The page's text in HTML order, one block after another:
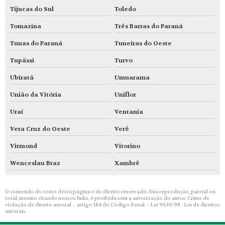
Tijucas do Sul Toledo
Tomazina Três Barras do Paraná
Tunas do Paraná Tuneiras do Oeste
Tupãssi Turvo
Ubiratã Umuarama
União da Vitória Uniflor
Uraí Ventania
Vera Cruz do Oeste Verê
Virmond Vitorino
Wenceslau Braz Xambrê
O conteúdo do texto desta página é de direito reservado. Sua reprodução, parcial ou
total, mesmo citando nossos links, é proibida sem a autorização do autor. Crime de
violação de direito autoral – artigo 184 do Código Penal – Lei 9610/98 - Lei de direitos
autorais.